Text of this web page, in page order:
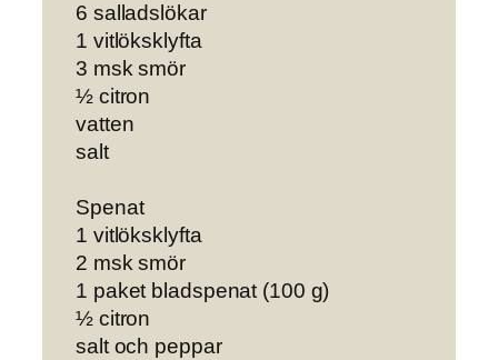
6 salladslökar
1 vitlöksklyfta
3 msk smör
½ citron
vatten
salt
Spenat
1 vitlöksklyfta
2 msk smör
1 paket bladspenat (100 g)
½ citron
salt och peppar